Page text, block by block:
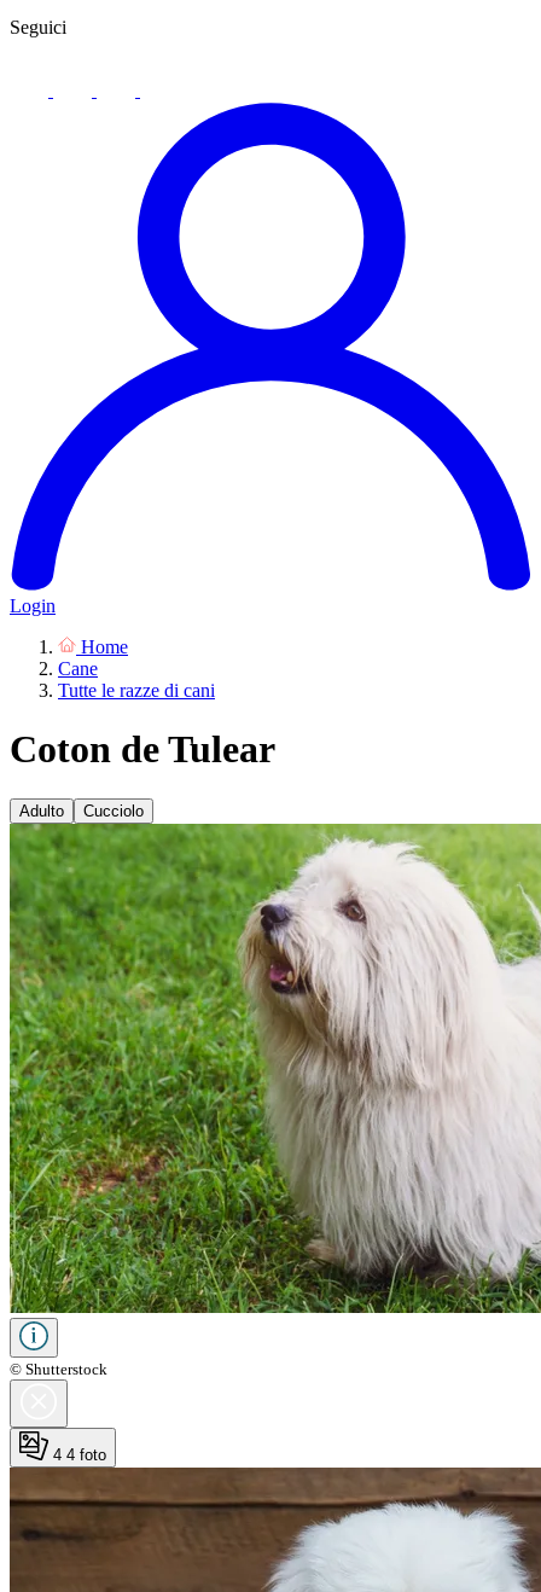
Seguici
Login
Home
Cane
Tutte le razze di cani
Coton de Tulear
Adulto Cucciolo
© Shutterstock
4 4 foto